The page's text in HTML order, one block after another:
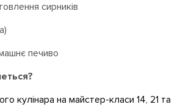
сирників
печиво
кулінара на майстер-класи 14, 21 та